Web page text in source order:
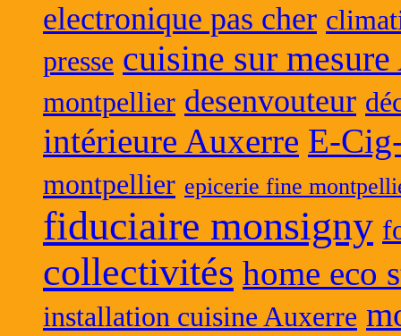
electronique pas cher
presse cuisine sur
montpellier desenvouteur
intérieure Auxerre E-
montpellier epicerie fine
fiduciaire monsigny
collectivités home eco
installation cuisine Auxerre